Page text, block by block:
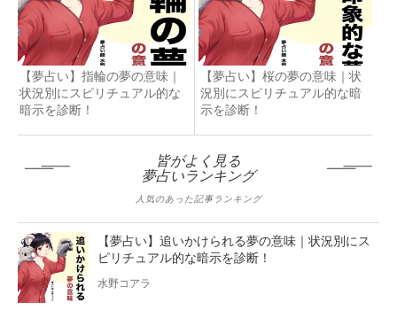
【夢占い】指輪の夢の意味｜
状況別にスピリチュアル的な
暗示を診断！
【夢占い】桜の夢の意味｜状
況別にスピリチュアル的な暗
示を診断！
皆がよく見る
夢占いランキング
人気のあった記事ランキング
【夢占い】追いかけられる夢の意味｜状況別にス
ピリチュアル的な暗示を診断！
水野コアラ